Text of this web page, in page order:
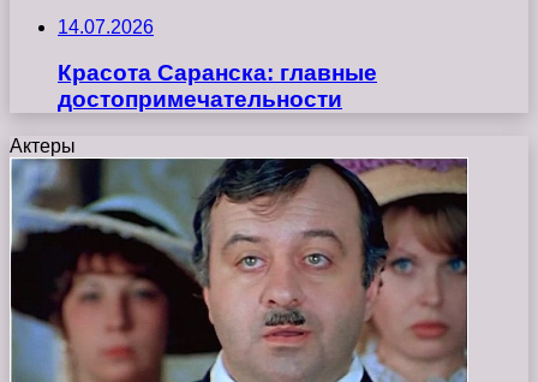
14.07.2026
Красота Саранска: главные
достопримечательности
Актеры